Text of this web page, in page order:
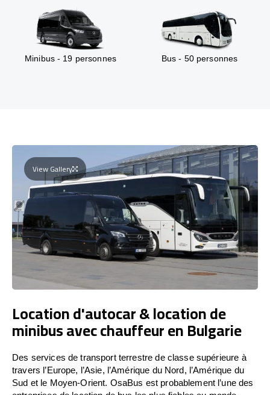
Minibus - 19 personnes Bus - 50 personnes
View Gallery
Location d'autocar & location de
minibus avec chauffeur en Bulgarie
Des services de transport terrestre de classe supérieure à
travers l’Europe, l’Asie, l’Amérique du Nord, l’Amérique du
Sud et le Moyen-Orient. OsaBus est probablement l’une des